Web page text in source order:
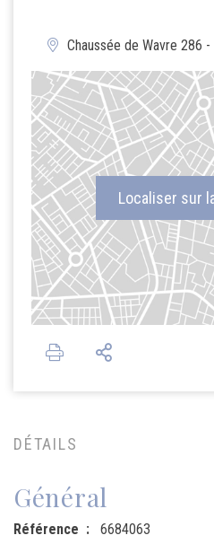
Chaussée de Wavre 286
Localiser sur
DÉTAILS
Général
Référence
6684063